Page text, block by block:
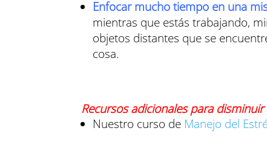
Enfocar mucho tiempo en una
mientras que estás trabajando,
objetos distantes que se
cosa.
Recursos adicionales para
Nuestro curso de Manejo del